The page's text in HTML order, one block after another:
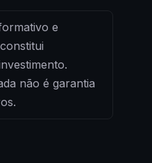
e
não é garantia